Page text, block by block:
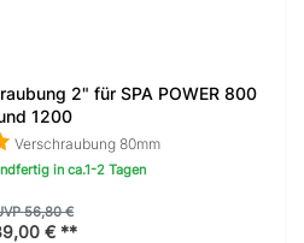
2" für SPA POWER 800
1200
Verschraubung 80mm
in ca.1-2 Tagen
56,80 €
€ **